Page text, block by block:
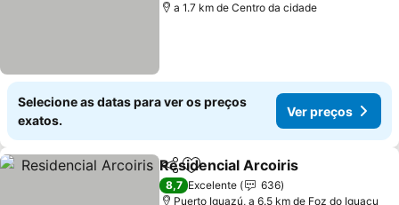
a 1.7 km de Centro da cidade
Selecione as datas para ver os preços
exatos.
Ver preços
PartilharAdicionar aos favoritos
Residencial Arcoiris
8,7 Excelente
636
Puerto Iguazú, a 6.5 km de Foz do Iguaçu